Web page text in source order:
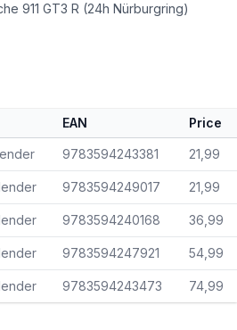
911 GT3 R (24h Nürburgring)
EAN Price
9783594243381 21,99
9783594249017 21,99
9783594240168 36,99
9783594247921 54,99
9783594243473 74,99